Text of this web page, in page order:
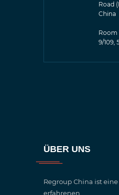
Road
China
Room
9/109,
ÜBER UNS
Regroup China ist eine
erfahrenen